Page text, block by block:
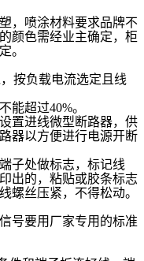
，喷涂材料要求品牌不
颜色需经业主确定，柜
。
按负载电流选定且线
能超过40%。
置进线微型断路器，供
器以方便进行电源开断
子处做标志，标记线
出的，粘贴或胶条标志
螺丝压紧，不得松动。
号要用厂家专用的标准